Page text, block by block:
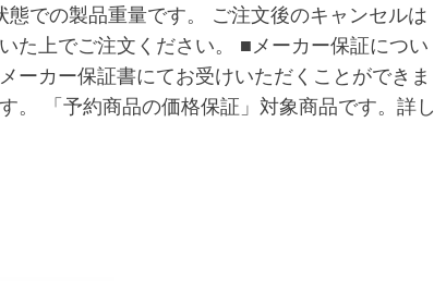
での製品重量です。 ご注文後のキャンセルは
た上でご注文ください。 ■メーカー保証につい
ーカー保証書にてお受けいただくことができま
。 「予約商品の価格保証」対象商品です。詳し